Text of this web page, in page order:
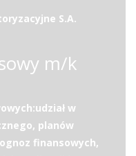
S.A.
m/k
w
planów
finansowych,